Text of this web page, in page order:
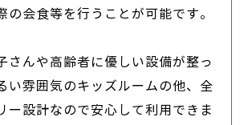
の会食等を行うことが可能です。
さんや高齢者に優しい設備が整っ
い雰囲気のキッズルームの他、全
ー設計なので安心して利用できま